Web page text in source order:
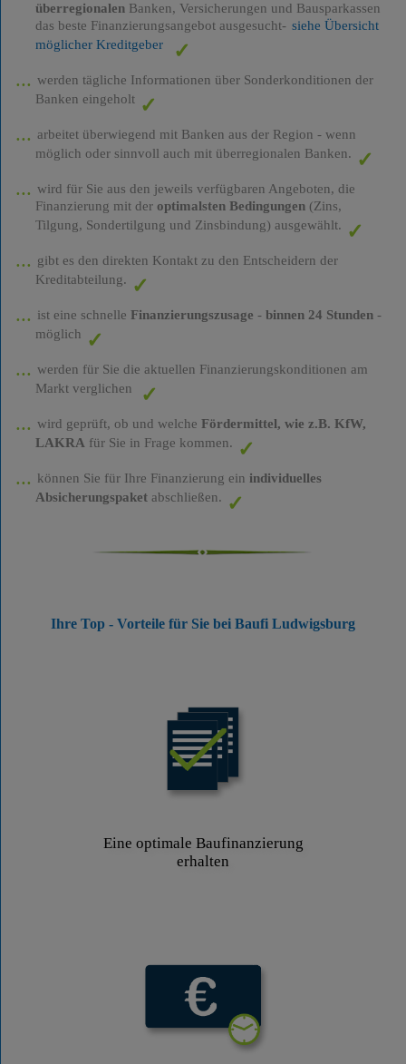
überregionalenBanken, Versicherungen und Bausparkassen
das beste Finanzierungsangebot ausgesucht- siehe Übersicht
möglicher Kreditgeber
werden tägliche Informationen über Sonderkonditionen der
Banken eingeholt
arbeitet überwiegend mit Banken aus der Region - wenn
möglich oder sinnvoll auch mit überregionalen Banken.
wird für Sie aus den jeweils verfügbaren Angeboten, die
Finanzierung mit der optimalsten Bedingungen(Zins,
Tilgung, Sondertilgung und Zinsbindung) ausgewählt.
gibt es den direkten Kontakt zu den Entscheidern der
Kreditabteilung.
ist eine schnelle Finanzierungszusage - binnen 24 Stunden-
möglich
werden für Sie die aktuellen Finanzierungskonditionen am
Markt verglichen
wird geprüft, ob und welche Fördermittel, wie z.B. KfW,
LAKRA für Sie in Frage kommen.
können Sie für Ihre Finanzierung ein individuelles
Absicherungspaketabschließen.
Ihre Top - Vorteile für Sie bei Baufi Ludwigsburg
Eine optimale Baufinanzierung
erhalten